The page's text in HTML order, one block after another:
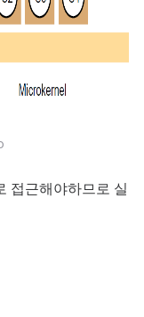
접근해야하므로 실